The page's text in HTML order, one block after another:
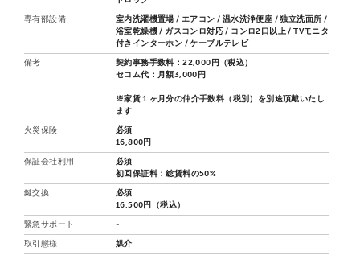
専有部設備
室内洗濯機置場 / エアコン / 温水洗浄便座 / 独立洗面所 /
浴室乾燥機 / ガスコンロ対応 / コンロ2口以上 / TVモニタ
付きインターホン / ケーブルテレビ
備考
契約事務手数料：22,000円（税込）
セコム代：月額3,000円
※家賃１ヶ月分の仲介手数料（税別）を別途頂戴いたし
ます
火災保険
必須
16,800円
保証会社利用
必須
初回保証料：総賃料の50%
鍵交換
必須
16,500円（税込）
緊急サポート -
取引態様 媒介